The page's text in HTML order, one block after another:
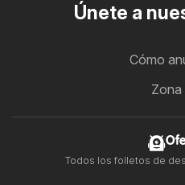
Únete a
Cómo
Zona
Todos los folletos de